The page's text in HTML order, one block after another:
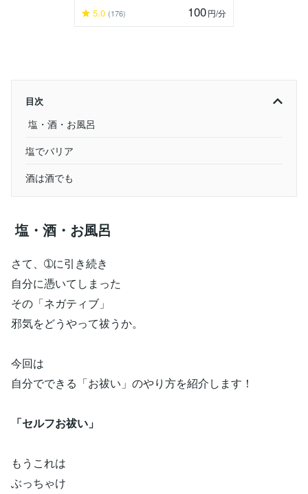
5.0 (176) 100円/分
目次
塩・酒・お風呂
塩でバリア
酒は酒でも
塩・酒・お風呂
さて、➀に引き続き
自分に憑いてしまった
その「ネガティブ」
邪気をどうやって祓うか。
今回は
自分でできる「お祓い」のやり方を紹介します！
「セルフお祓い」
もうこれは
ぶっちゃけ